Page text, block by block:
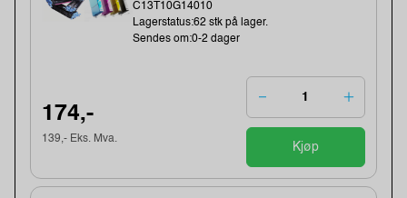
C13T10G14010
Lagerstatus:62 stk på lager.
Sendes om:0-2 dager
174,-
139,- Eks. Mva.
Kjøp